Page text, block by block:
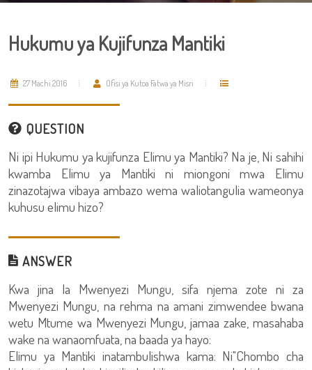
Hukumu ya Kujifunza Mantiki
27 Machi 2016 Ofisi ya Kutoa Fatwa ya Misri
QUESTION
Ni ipi Hukumu ya kujifunza Elimu ya Mantiki? Na je, Ni sahihi
kwamba Elimu ya Mantiki ni miongoni mwa Elimu
zinazotajwa vibaya ambazo wema waliotangulia wameonya
kuhusu elimu hizo?
ANSWER
Kwa jina la Mwenyezi Mungu, sifa njema zote ni za
Mwenyezi Mungu, na rehma na amani zimwendee bwana
wetu Mtume wa Mwenyezi Mungu, jamaa zake, masahaba
wake na wanaomfuata, na baada ya hayo:
Elimu ya Mantiki inatambulishwa kama: Ni"Chombo cha